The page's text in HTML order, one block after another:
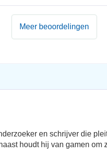
Meer beoordelingen
en schrijver die
houdt hij van gamen om